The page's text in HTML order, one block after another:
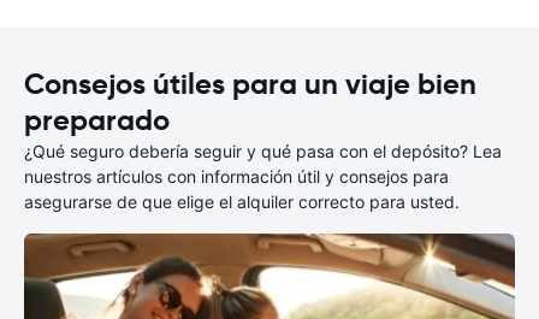
Consejos útiles para un viaje bien
preparado
¿Qué seguro debería seguir y qué pasa con el depósito? Lea
nuestros artículos con información útil y consejos para
asegurarse de que elige el alquiler correcto para usted.